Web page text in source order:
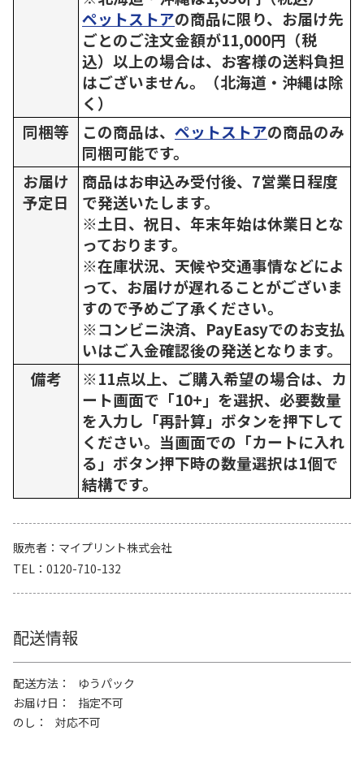
ペットストアの商品に限り、お届け先
ごとのご注文金額が11,000円（税
込）以上の場合は、お客様の送料負担
はございません。（北海道・沖縄は除
く）
同梱等
この商品は、 ペットストアの商品のみ
同梱可能です。
お届け
予定日
商品はお申込み受付後、7営業日程度
で発送いたします。
※土日、祝日、年末年始は休業日とな
っております。
※在庫状況、天候や交通事情などによ
って、お届けが遅れることがございま
すので予めご了承ください。
※コンビニ決済、PayEasyでのお支払
いはご入金確認後の発送となります。
備考
※11点以上、ご購入希望の場合は、カ
ート画面で「10+」を選択、必要数量
を入力し「再計算」ボタンを押下して
ください。当画面での「カートに入れ
る」ボタン押下時の数量選択は1個で
結構です。
販売者
マイプリント株式会社
TEL
0120-710-132
配送情報
配送方法
ゆうパック
お届け日
指定不可
のし
対応不可